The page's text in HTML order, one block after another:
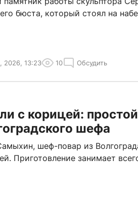
бюста, который стоял на
2026, 13:23 10 Обсудить
с корицей:
шефа
шеф-повар из
Приготовление занимает